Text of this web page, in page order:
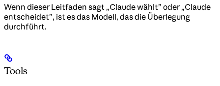
Wenn dieser Leitfaden sagt „Claude wählt” oder „Claude
entscheidet”, ist es das Modell, das die Überlegung
durchführt.
Tools